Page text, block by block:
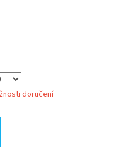
doručení